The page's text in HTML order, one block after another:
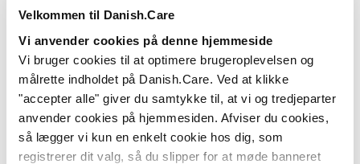
Velkommen til Danish.Care
Vi anvender cookies på denne hjemmeside
Vi bruger cookies til at optimere brugeroplevelsen og
målrette indholdet på Danish.Care. Ved at klikke
"accepter alle" giver du samtykke til, at vi og tredjeparter
anvender cookies på hjemmesiden. Afviser du cookies,
så lægger vi kun en enkelt cookie hos dig, som
registrerer dit valg, så du slipper for at møde banneret